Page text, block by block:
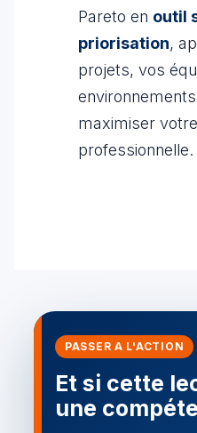
Pareto en outil
priorisation,
projets, vos
maximiser
professionnelle.
PASSER A L'ACTION
Et si cette
une